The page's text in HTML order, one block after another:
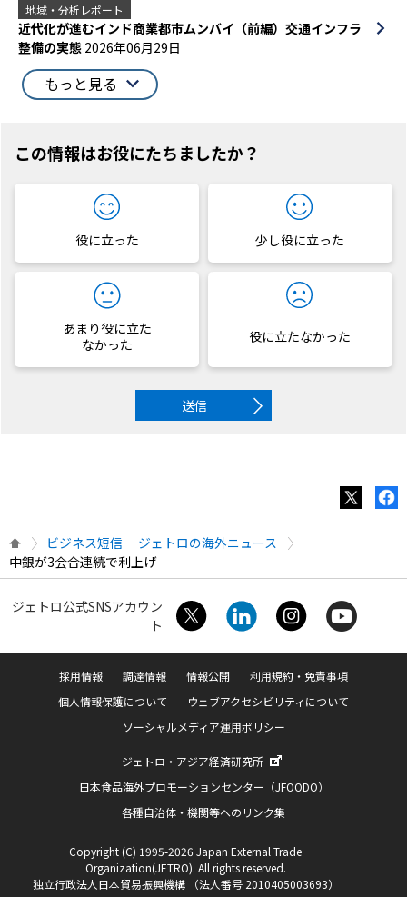
地域・分析レポート
近代化が進むインド商業都市ムンバイ（前編）交通インフラ
整備の実態 2026年06月29日
もっと見る
この情報はお役にたちましたか？
役に立った 少し役に立った
あまり役に立た
なかった
役に立たなかった
送信
ビジネス短信 ―ジェトロの海外ニュース
中銀が3会合連続で利上げ
ジェトロ公式SNSアカウン
ト
採用情報 調達情報 情報公開
利用規約・免責事項
個人情報保護について
ウェブアクセシビリティについて
ソーシャルメディア運用ポリシー
ジェトロ・アジア経済研究所
日本食品海外プロモーションセンター（JFOODO）
各種自治体・機関等へのリンク集
Copyright (C) 1995-2026 Japan External Trade
Organization(JETRO). All rights reserved.
独立行政法人日本貿易振興機構 （法人番号 2010405003693）